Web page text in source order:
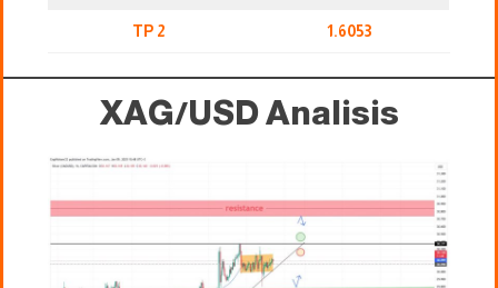
TP 2 1.6053
XAG/USDAnalisis